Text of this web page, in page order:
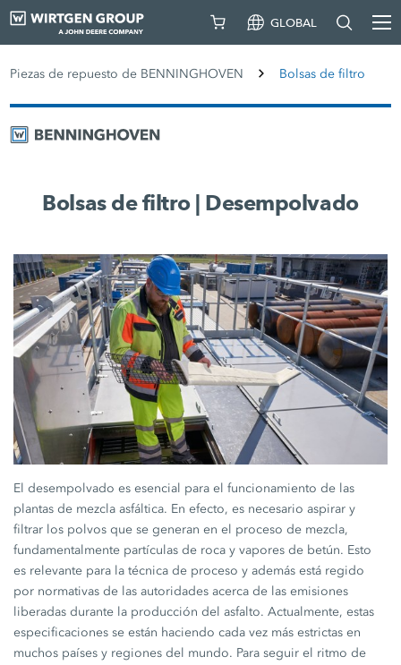
GLOBAL
Piezas de repuesto de BENNINGHOVEN Bolsas de filtro
Bolsas de filtro | Desempolvado
El desempolvado es esencial para el funcionamiento de las
plantas de mezcla asfáltica. En efecto, es necesario aspirar y
filtrar los polvos que se generan en el proceso de mezcla,
fundamentalmente partículas de roca y vapores de betún. Esto
es relevante para la técnica de proceso y además está regido
por normativas de las autoridades acerca de las emisiones
liberadas durante la producción del asfalto. Actualmente, estas
especificaciones se están haciendo cada vez más estrictas en
muchos países y regiones del mundo. Para seguir el ritmo de